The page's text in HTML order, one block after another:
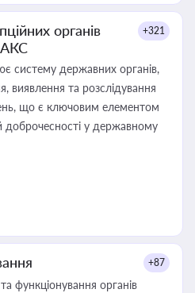
органів
+321
систему державних органів,
виявлення та розслідування
що є ключовим елементом
доброчесності у державному
+87
функціонування органів